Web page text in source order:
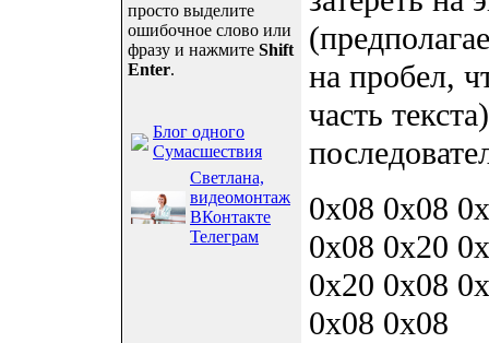
просто выделите
ошибочное слово или
фразу и нажмите Shift
Enter.
Блог одного
Сумасшествия
Светлана,
видеомонтаж
ВКонтакте
Телеграм
на пробел,
часть
0x08 0x08
0x08 0x20
0x20 0x08
0x08 0x08